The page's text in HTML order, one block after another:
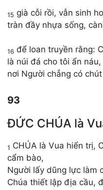
15 già cỗi rồi, vẫn sinh
tràn đầy nhựa sống,
16 để loan truyền rằng:
là núi đá cho tôi ẩn náu,
nơi Người chẳng có
93
ĐỨC CHÚA là
1 CHÚA là Vua hiển trị,
cẩm bào,
Người lấy dũng lực làm
Chúa thiết lập địa cầu,